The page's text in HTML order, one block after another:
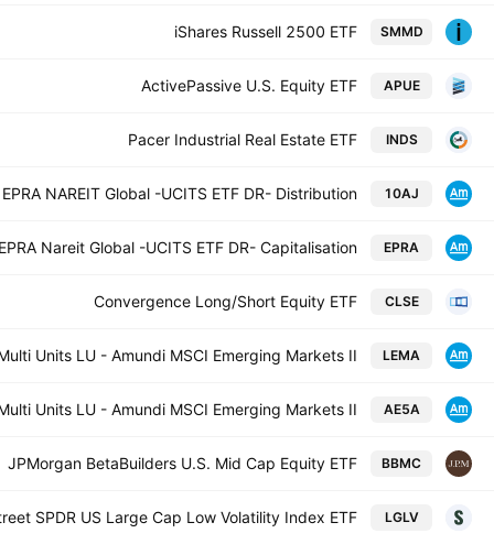
SMMD
iShares Russell 2500 ETF
APUE
ActivePassive U.S. Equity ETF
INDS
Pacer Industrial Real Estate ETF
10AJ
NAREIT Global -UCITS ETF DR- Distribution
EPRA
Nareit Global -UCITS ETF DR- Capitalisation
CLSE
Convergence Long/Short Equity ETF
LEMA
Units LU - Amundi MSCI Emerging Markets II
AE5A
Units LU - Amundi MSCI Emerging Markets II
BBMC
JPMorgan BetaBuilders U.S. Mid Cap Equity ETF
LGLV
SPDR US Large Cap Low Volatility Index ETF